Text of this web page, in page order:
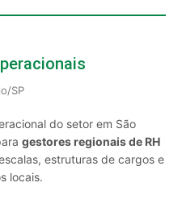
SP
do setor em São
gestores regionais de RH
estruturas de cargos e
locais.